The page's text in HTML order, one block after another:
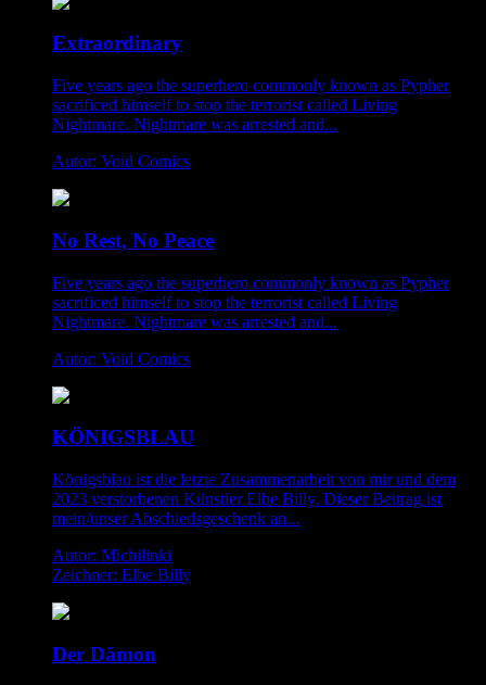
Extraordinary
Five years ago the superhero commonly known as Pypher
sacrificed himself to stop the terrorist called Living
Nightmare. Nightmare was arrested and...
Autor: Void Comics
No Rest, No Peace
Five years ago the superhero commonly known as Pypher
sacrificed himself to stop the terrorist called Living
Nightmare. Nightmare was arrested and...
Autor: Void Comics
KÖNIGSBLAU
Königsblau ist die letzte Zusammenarbeit von mir und dem
2023 verstorbenen Künstler Elbe Billy. Dieser Beitrag ist
mein/unser Abschiedsgeschenk an...
Autor: Michilinki
Zeichner: Elbe Billy
Der Dämon